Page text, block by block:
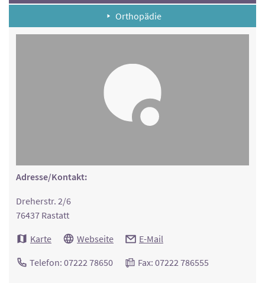
Orthopädie
Adresse/Kontakt:
Dreherstr. 2/6
76437 Rastatt
Karte
Webseite E-Mail
Telefon: 07222 78650 Fax: 07222 786555